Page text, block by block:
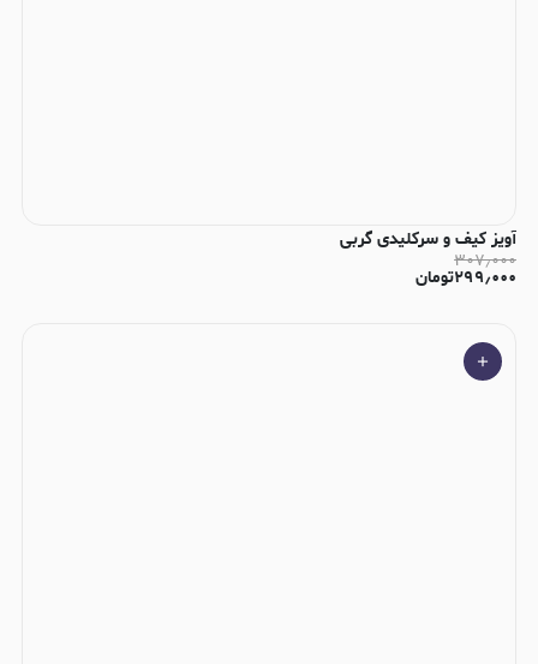
آویز کیف و سرکلیدی گربی
۳۰۷٫۰۰۰
۲۹۹٫۰۰۰تومان